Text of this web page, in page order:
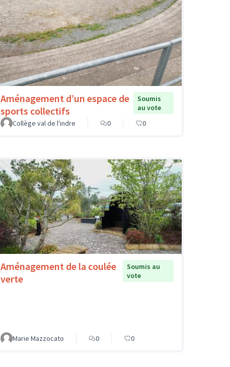
Aménagement d’un espace de
sports collectifs
Soumis
au vote
Collège val de l'indre
0 0
Aménagement de la coulée
verte
Soumis au
vote
Marie Mazzocato 0 0